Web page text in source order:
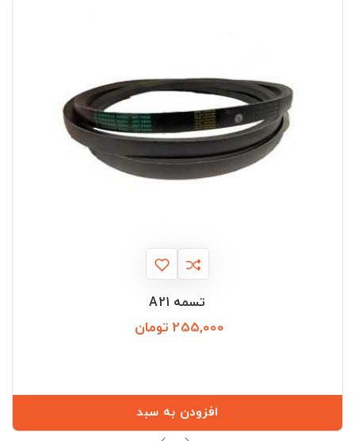
تسمه A21
255,000 تومان
افزودن به سبد